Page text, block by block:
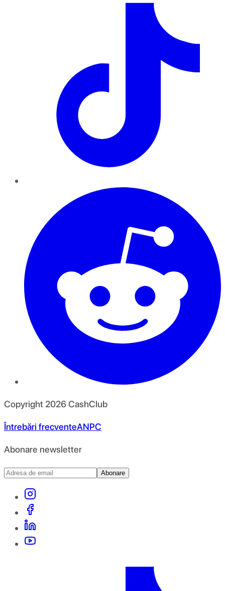
Copyright 2026CashClub
Întrebări frecventeANPC
Abonare newsletter
Abonare